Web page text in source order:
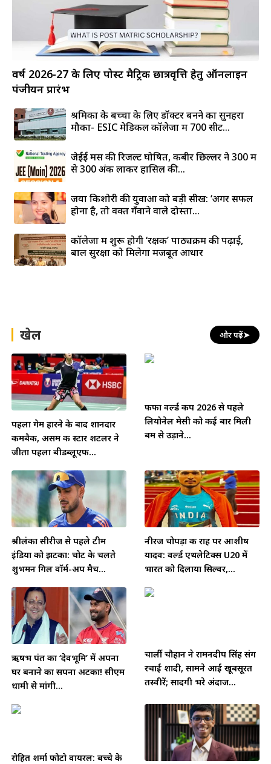
वर्ष 2026-27 के लिए पोस्ट मैट्रिक छात्रवृत्ति हेतु ऑनलाइन
पंजीयन प्रारंभ
श्रमिकों के बच्चों के लिए डॉक्टर बनने का सुनहरा
मौका- ESIC मेडिकल कॉलेजों में 700 सीटें...
जेईई मेंस की रिजल्ट घोषित, कबीर छिल्लर ने 300 में
से 300 अंक लाकर हासिल की...
जया किशोरी की युवाओं को बड़ी सीख: ‘अगर सफल
होना है, तो वक्त गँवाने वाले दोस्तों...
कॉलेजों में शुरू होगी ‘रक्षक’ पाठ्यक्रम की पढ़ाई,
बाल सुरक्षा को मिलेगा मजबूत आधार
खेल और पढ़ें➤
पहला गेम हारने के बाद शानदार
कमबैक, असम की स्टार शटलर ने
जीता पहला बीडब्लूएफ...
फीफा वर्ल्ड कप 2026 से पहले
लियोनेल मेसी को कई बार मिली
बम से उड़ाने...
श्रीलंका सीरीज से पहले टीम
इंडिया को झटका: चोट के चलते
शुभमन गिल वॉर्म-अप मैच...
नीरज चोपड़ा की राह पर आशीष
यादव: वर्ल्ड एथलेटिक्स U20 में
भारत को दिलाया सिल्वर,...
ऋषभ पंत का ‘देवभूमि’ में अपना
घर बनाने का सपना अटका! सीएम
धामी से मांगी...
चार्ली चौहान ने रामनदीप सिंह संग
रचाई शादी, सामने आईं खूबसूरत
तस्वीरें; सादगी भरे अंदाज...
रोहित शर्मा फोटो वायरल: बच्चे के